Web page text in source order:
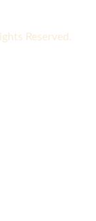
Reserved.